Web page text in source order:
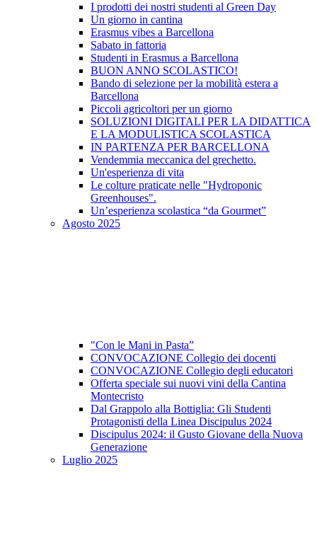
I prodotti dei nostri studenti al Green Day
Un giorno in cantina
Erasmus vibes a Barcellona
Sabato in fattoria
Studenti in Erasmus a Barcellona
BUON ANNO SCOLASTICO!
Bando di selezione per la mobilità estera a
Barcellona
Piccoli agricoltori per un giorno
SOLUZIONI DIGITALI PER LA DIDATTICA
E LA MODULISTICA SCOLASTICA
IN PARTENZA PER BARCELLONA
Vendemmia meccanica del grechetto.
Un'esperienza di vita
Le colture praticate nelle "Hydroponic
Greenhouses".
Un’esperienza scolastica “da Gourmet”
Agosto 2025
"Con le Mani in Pasta”
CONVOCAZIONE Collegio dei docenti
CONVOCAZIONE Collegio degli educatori
Offerta speciale sui nuovi vini della Cantina
Montecristo
Dal Grappolo alla Bottiglia: Gli Studenti
Protagonisti della Linea Discipulus 2024
Discipulus 2024: il Gusto Giovane della Nuova
Generazione
Luglio 2025